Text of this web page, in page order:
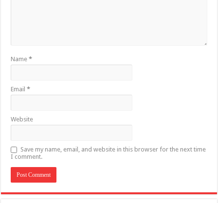
Name*
Email*
Website
Save my name, email, and website in this browser for the next time
I comment.